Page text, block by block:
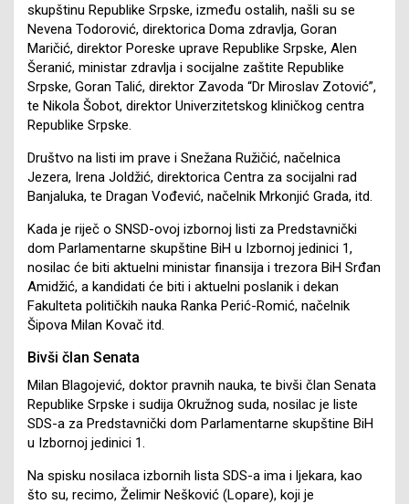
skupštinu Republike Srpske, između ostalih, našli su se
Nevena Todorović, direktorica Doma zdravlja, Goran
Maričić, direktor Poreske uprave Republike Srpske, Alen
Šeranić, ministar zdravlja i socijalne zaštite Republike
Srpske, Goran Talić, direktor Zavoda “Dr Miroslav Zotović”,
te Nikola Šobot, direktor Univerzitetskog kliničkog centra
Republike Srpske.
Društvo na listi im prave i Snežana Ružičić, načelnica
Jezera, Irena Joldžić, direktorica Centra za socijalni rad
Banjaluka, te Dragan Vođević, načelnik Mrkonjić Grada, itd.
Kada je riječ o SNSD-ovoj izbornoj listi za Predstavnički
dom Parlamentarne skupštine BiH u Izbornoj jedinici 1,
nosilac će biti aktuelni ministar finansija i trezora BiH Srđan
Amidžić, a kandidati će biti i aktuelni poslanik i dekan
Fakulteta političkih nauka Ranka Perić-Romić, načelnik
Šipova Milan Kovač itd.
Bivši član Senata
Milan Blagojević, doktor pravnih nauka, te bivši član Senata
Republike Srpske i sudija Okružnog suda, nosilac je liste
SDS-a za Predstavnički dom Parlamentarne skupštine BiH
u Izbornoj jedinici 1.
Na spisku nosilaca izbornih lista SDS-a ima i ljekara, kao
što su, recimo, Želimir Nešković (Lopare), koji je